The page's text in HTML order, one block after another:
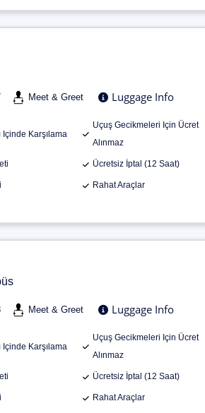
Meet & Greet Luggage Info
Içinde Karşılama
Uçuş Gecikmeleri Için Ücret
Alınmaz
Ücretsiz İptal (12 Saat)
Rahat Araçlar
Meet & Greet Luggage Info
Içinde Karşılama
Uçuş Gecikmeleri Için Ücret
Alınmaz
Ücretsiz İptal (12 Saat)
Rahat Araçlar